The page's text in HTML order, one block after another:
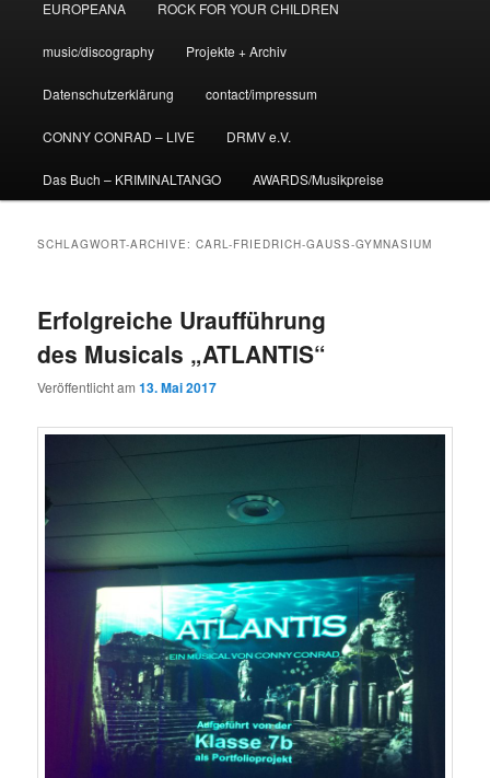
EUROPEANA ROCK FOR YOUR CHILDREN
music/discography Projekte + Archiv
Datenschutzerklärung contact/impressum
CONNY CONRAD – LIVE DRMV e.V.
Das Buch – KRIMINALTANGO AWARDS/Musikpreise
SCHLAGWORT-ARCHIVE:CARL-FRIEDRICH-GAUSS-GYMNASIUM
Erfolgreiche Uraufführung
des Musicals „ATLANTIS“
Veröffentlicht am13. Mai 2017